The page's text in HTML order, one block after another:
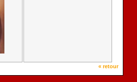
« retour